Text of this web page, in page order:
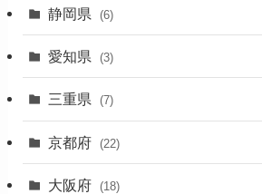
(11)
(4)
(4)
静岡県 (6)
愛知県 (3)
三重県 (7)
京都府 (22)
大阪府 (18)